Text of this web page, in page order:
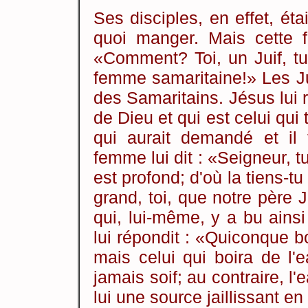
Ses disciples, en effet,
quoi manger. Mais cette
«Comment? Toi, un Juif,
femme samaritaine!» Les
des Samaritains. Jésus lui
de Dieu et qui est celui qui
qui aurait demandé et il
femme lui dit : «Seigneur,
est profond; d'où la tiens-
grand, toi, que notre père
qui, lui-même, y a bu
lui répondit : «Quiconque
mais celui qui boira de
jamais soif; au contraire,
lui une source jaillissant